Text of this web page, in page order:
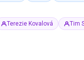
Terezie Kovalová Tim